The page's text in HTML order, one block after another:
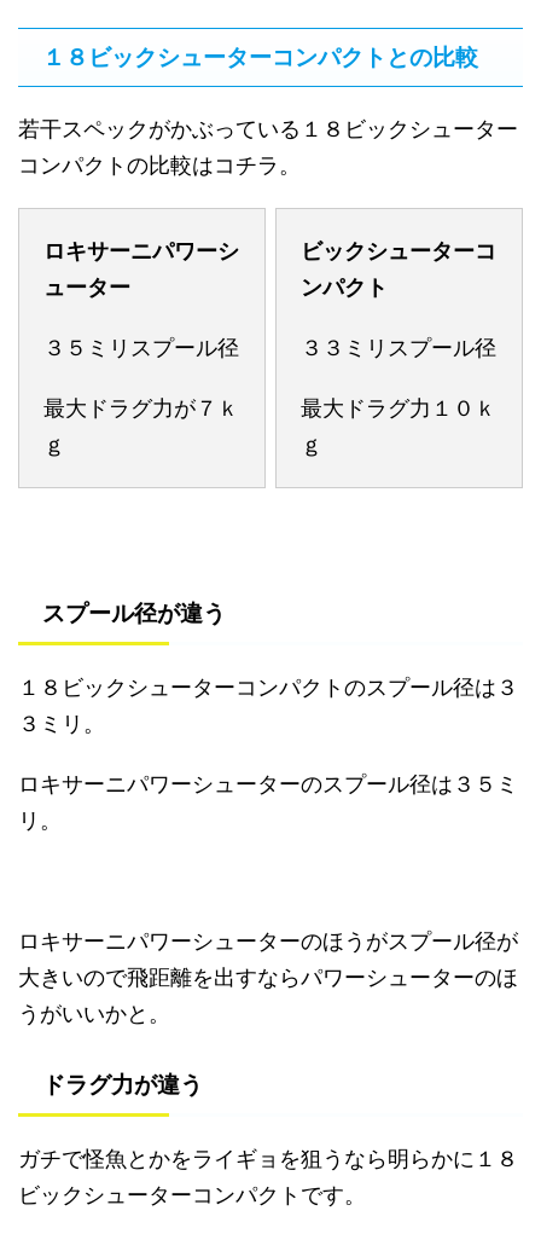
１８ビックシューターコンパクトとの比較
若干スペックがかぶっている１８ビックシューター
コンパクトの比較はコチラ。
ロキサーニパワーシ
ューター
３５ミリスプール径
最大ドラグ力が７ｋ
ｇ
ビックシューターコ
ンパクト
３３ミリスプール径
最大ドラグ力１０ｋ
ｇ
スプール径が違う
１８ビックシューターコンパクトのスプール径は３
３ミリ。
ロキサーニパワーシューターのスプール径は３５ミ
リ。
ロキサーニパワーシューターのほうがスプール径が
大きいので飛距離を出すならパワーシューターのほ
うがいいかと。
ドラグ力が違う
ガチで怪魚とかをライギョを狙うなら明らかに１８
ビックシューターコンパクトです。